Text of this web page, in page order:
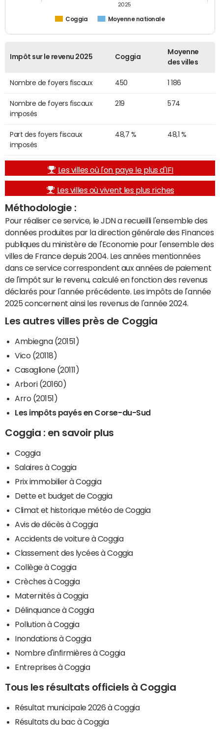
Coggia Moyenne nationale
2025
Impôt sur le revenu 2025 Coggia
Moyenne
des villes
Nombre de foyers fiscaux 450 1 186
Nombre de foyers fiscaux
imposés
219 574
Part des foyers fiscaux
imposés
48,7 % 48,1 %
Les villes où l'on paye le plus d'IFI
Les villes où vivent les plus riches
Méthodologie :
Pour réaliser ce service, le JDN a recueilli l'ensemble des
données produites par la direction générale des Finances
publiques du ministère de l'Economie pour l'ensemble des
villes de France depuis 2004. Les années mentionnées
dans ce service correspondent aux années de paiement
de l'impôt sur le revenu, calculé en fonction des revenus
déclarés pour l'année précédente. Les impôts de l'année
2025 concernent ainsi les revenus de l'année 2024.
Les autres villes près de Coggia
Ambiegna (20151)
Vico (20118)
Casaglione (20111)
Arbori (20160)
Arro (20151)
Les impôts payés en Corse-du-Sud
Coggia : en savoir plus
Coggia
Salaires à Coggia
Prix immobilier à Coggia
Dette et budget de Coggia
Climat et historique météo de Coggia
Avis de décès à Coggia
Accidents de voiture à Coggia
Classement des lycées à Coggia
Collège à Coggia
Crèches à Coggia
Maternités à Coggia
Délinquance à Coggia
Pollution à Coggia
Inondations à Coggia
Nombre d'infirmières à Coggia
Entreprises à Coggia
Tous les résultats officiels à Coggia
Résultat municipale 2026 à Coggia
Résultats du bac à Coggia